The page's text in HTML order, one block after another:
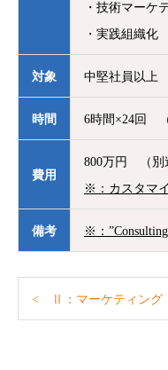
・技術マーケ
・実践組織化
対象 中堅社員以上
時間 6時間×24回
費用
800万円 （別
※：カスタマ
備考 ※：
< Ⅱ：マーケティング